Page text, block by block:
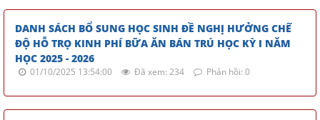
DANH SÁCH BỔ SUNG HỌC SINH ĐỀ NGHỊ HƯỞNG CHẾ
ĐỘ HỖ TRỌ KINH PHÍ BỮA ĂN BÁN TRÚ HỌC KỲ I NĂM
HỌC 2025 - 2026
01/10/2025 13:54:00 Đã xem: 234 Phản hồi: 0